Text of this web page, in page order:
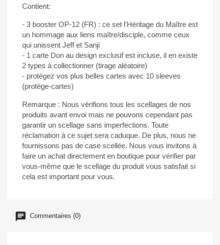
Contient:
- 3 booster OP-12 (FR) : ce set l'Héritage du Maître est
un hommage aux liens maître/disciple, comme ceux
qui unissent Jeff et Sanji
- 1 carte Don au design exclusif est incluse, il en existe
2 types à collectionner (tirage aléatoire)
- protégez vos plus belles cartes avec 10 sleeves
(protège-cartes)
Remarque : Nous vérifions tous les scellages de nos
produits avant envoi mais ne pouvons cependant pas
garantir un scellage sans imperfections. Toute
réclamation à ce sujet sera caduque. De plus, nous ne
fournissons pas de case scellée. Nous vous invitons à
faire un achat directement en boutique pour vérifier par
vous-même que le scellage du produit vous satisfait si
cela est important pour vous.
Commentaires (0)